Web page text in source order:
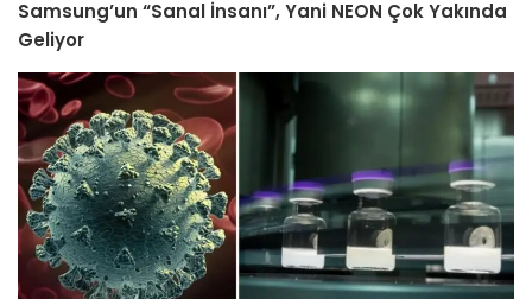
Samsung’un “Sanal İnsanı”, Yani NEON Çok Yakında
Geliyor